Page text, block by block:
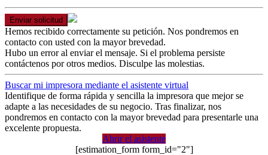
Enviar solicitud
Hemos recibido correctamente su petición. Nos pondremos en
contacto con usted con la mayor brevedad.
Hubo un error al enviar el mensaje. Si el problema persiste
contáctenos por otros medios. Disculpe las molestias.
Buscar mi impresora mediante el asistente virtual
Identifique de forma rápida y sencilla la impresora que mejor se
adapte a las necesidades de su negocio. Tras finalizar, nos
pondremos en contacto con la mayor brevedad para presentarle una
excelente propuesta.
Abrir el asistente
[estimation_form form_id="2"]